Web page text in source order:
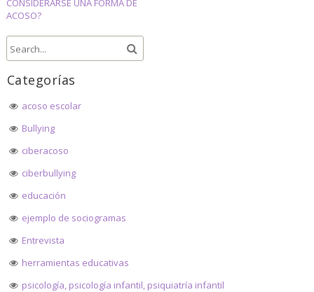
entradas
CONSIDERARSE UNA FORMA DE
ACOSO?
Categorías
acoso escolar
Bullying
ciberacoso
ciberbullying
educación
ejemplo de sociogramas
Entrevista
herramientas educativas
psicología, psicología infantil, psiquiatría infantil